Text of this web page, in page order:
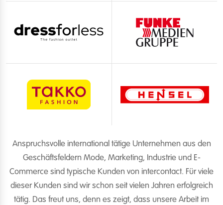
Anspruchsvolle international tätige Unternehmen aus den
Geschäftsfeldern Mode, Marketing, Industrie und E-
Commerce sind typische Kunden von intercontact. Für viele
dieser Kunden sind wir schon seit vielen Jahren erfolgreich
tätig. Das freut uns, denn es zeigt, dass unsere Arbeit im